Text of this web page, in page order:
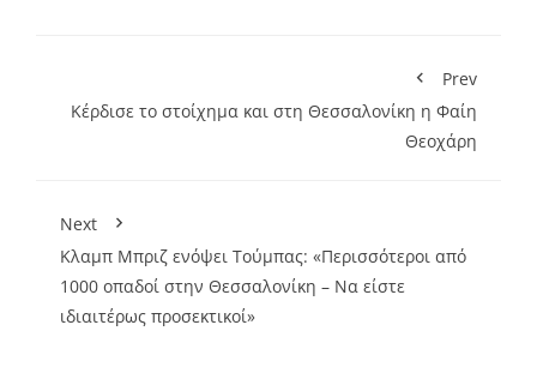
Prev
Κέρδισε το στοίχημα και στη Θεσσαλονίκη η Φαίη
Θεοχάρη
Next
Κλαμπ Μπριζ ενόψει Τούμπας: «Περισσότεροι από
1000 οπαδοί στην Θεσσαλονίκη – Να είστε
ιδιαιτέρως προσεκτικοί»